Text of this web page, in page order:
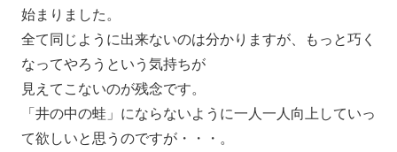
始まりました。
全て同じように出来ないのは分かりますが、もっと巧く
なってやろうという気持ちが
見えてこないのが残念です。
「井の中の蛙」にならないように一人一人向上していっ
て欲しいと思うのですが・・・。